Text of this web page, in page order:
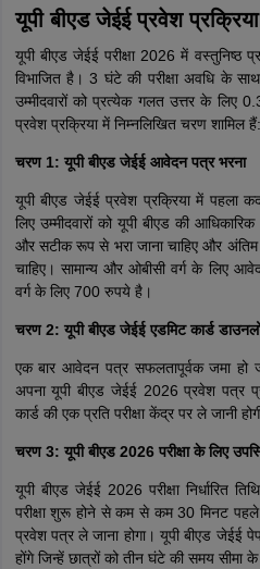
यूपी बीएड जेईई प्रवेश
यूपी बीएड जेईई परीक्षा 2026 में वस्तुनिष्ठ
विभाजित है। 3 घंटे की परीक्षा अवधि के
उम्मीदवारों को प्रत्येक गलत उत्तर के लिए
प्रवेश प्रक्रिया में निम्नलिखित चरण शामिल हैं:
चरण 1: यूपी बीएड जेईई आवेदन पत्र भरना
यूपी बीएड जेईई प्रवेश प्रक्रिया में पहला
लिए उम्मीदवारों को यूपी बीएड की
और सटीक रूप से भरा जाना चाहिए और अंतिम
चाहिए। सामान्य और ओबीसी वर्ग के लिए
वर्ग के लिए 700 रुपये है।
चरण 2: यूपी बीएड जेईई एडमिट कार्ड
एक बार आवेदन पत्र सफलतापूर्वक जमा हो
अपना यूपी बीएड जेईई 2026 प्रवेश पत्र
कार्ड की एक प्रति परीक्षा केंद्र पर ले जानी
चरण 3: यूपी बीएड 2026 परीक्षा के लिए
यूपी बीएड जेईई 2026 परीक्षा निर्धारित
परीक्षा शुरू होने से कम से कम 30 मिनट पहले
प्रवेश पत्र ले जाना होगा। यूपी बीएड जेईई
होंगे जिन्हें छात्रों को तीन घंटे की समय सीमा के